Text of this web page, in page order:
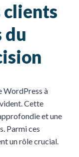
clients
du
WordPress à
Cette
et une
Parmi ces
un rôle crucial.